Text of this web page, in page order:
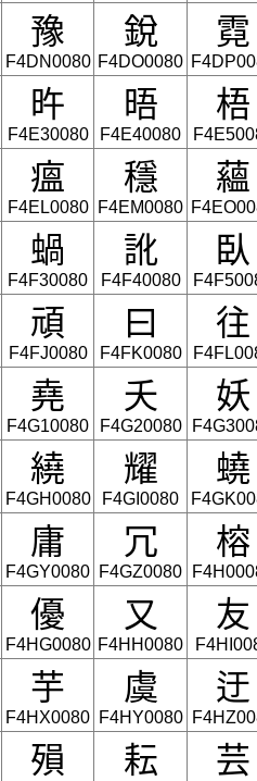
豫
F4DN0080
銳
F4DO0080
霓
旿
F4E30080
晤
F4E40080
梧
瘟
F4EL0080
穩
F4EM0080
蘊
蝸
F4F30080
訛
F4F40080
臥
頑
F4FJ0080
曰
F4FK0080
往
堯
F4G10080
夭
F4G20080
妖
繞
F4GH0080
耀
F4GI0080
蟯
庸
F4GY0080
冗
F4GZ0080
榕
優
F4HG0080
又
F4HH0080
友
芋
F4HX0080
虞
F4HY0080
迂
殞 耘 芸